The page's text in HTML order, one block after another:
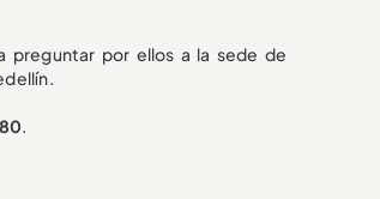
preguntar por ellos a la sede de
.